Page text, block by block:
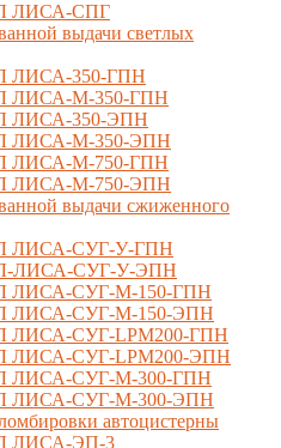
ЛИСА-СПГ
выдачи светлых
ЛИСА-350-ГПН
ЛИСА-М-350-ГПН
ЛИСА-350-ЭПН
ЛИСА-М-350-ЭПН
ЛИСА-М-750-ГПН
ЛИСА-М-750-ЭПН
выдачи сжиженного
ЛИСА-СУГ-У-ГПН
ЛИСА-СУГ-У-ЭПН
ЛИСА-СУГ-М-150-ГПН
ЛИСА-СУГ-М-150-ЭПН
ЛИСА-СУГ-LPM200-ГПН
ЛИСА-СУГ-LPM200-ЭПН
ЛИСА-СУГ-М-300-ГПН
ЛИСА-СУГ-М-300-ЭПН
автоцистерны
ЛИСА-ЭП-3